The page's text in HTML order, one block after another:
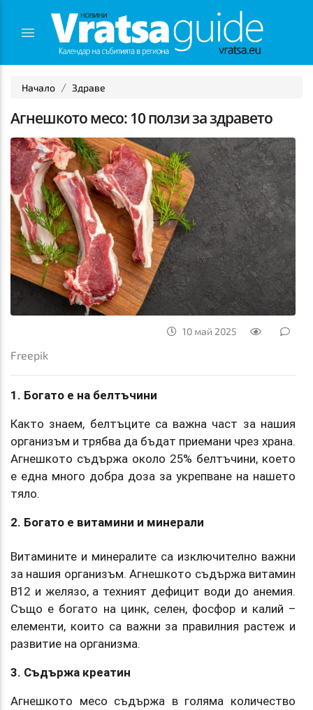
Начало Здраве
Агнешкото месо: 10 ползи за здравето
10 май 2025
Freepik
1. Богато е на белтъчини
Както знаем, белтъците са важна част за нашия
организъм и трябва да бъдат приемани чрез храна.
Агнешкото съдържа около 25% белтъчини, което
е една много добра доза за укрепване на нашето
тяло.
2. Богато е витамини и минерали
Витамините и минералите са изключително важни
за нашия организъм. Агнешкото съдържа витамин
В12 и желязо, а техният дефицит води до анемия.
Също е богато на цинк, селен, фосфор и калий –
елементи, които са важни за правилния растеж и
развитие на организма.
3. Съдържа креатин
Агнешкото месо съдържа в голяма количество